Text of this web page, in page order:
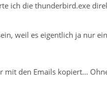
ich die thunderbird.exe
weil es eigentlich ja nur
mit den Emails kopiert...